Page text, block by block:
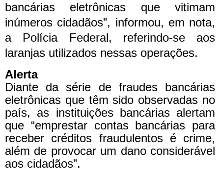
bancárias eletrônicas que vitimam
inúmeros cidadãos”, informou, em nota,
a Polícia Federal, referindo-se aos
laranjas utilizados nessas operações.
Alerta
Diante da série de fraudes bancárias
eletrônicas que têm sido observadas no
país, as instituições bancárias alertam
que “emprestar contas bancárias para
receber créditos fraudulentos é crime,
além de provocar um dano considerável
aos cidadãos”.